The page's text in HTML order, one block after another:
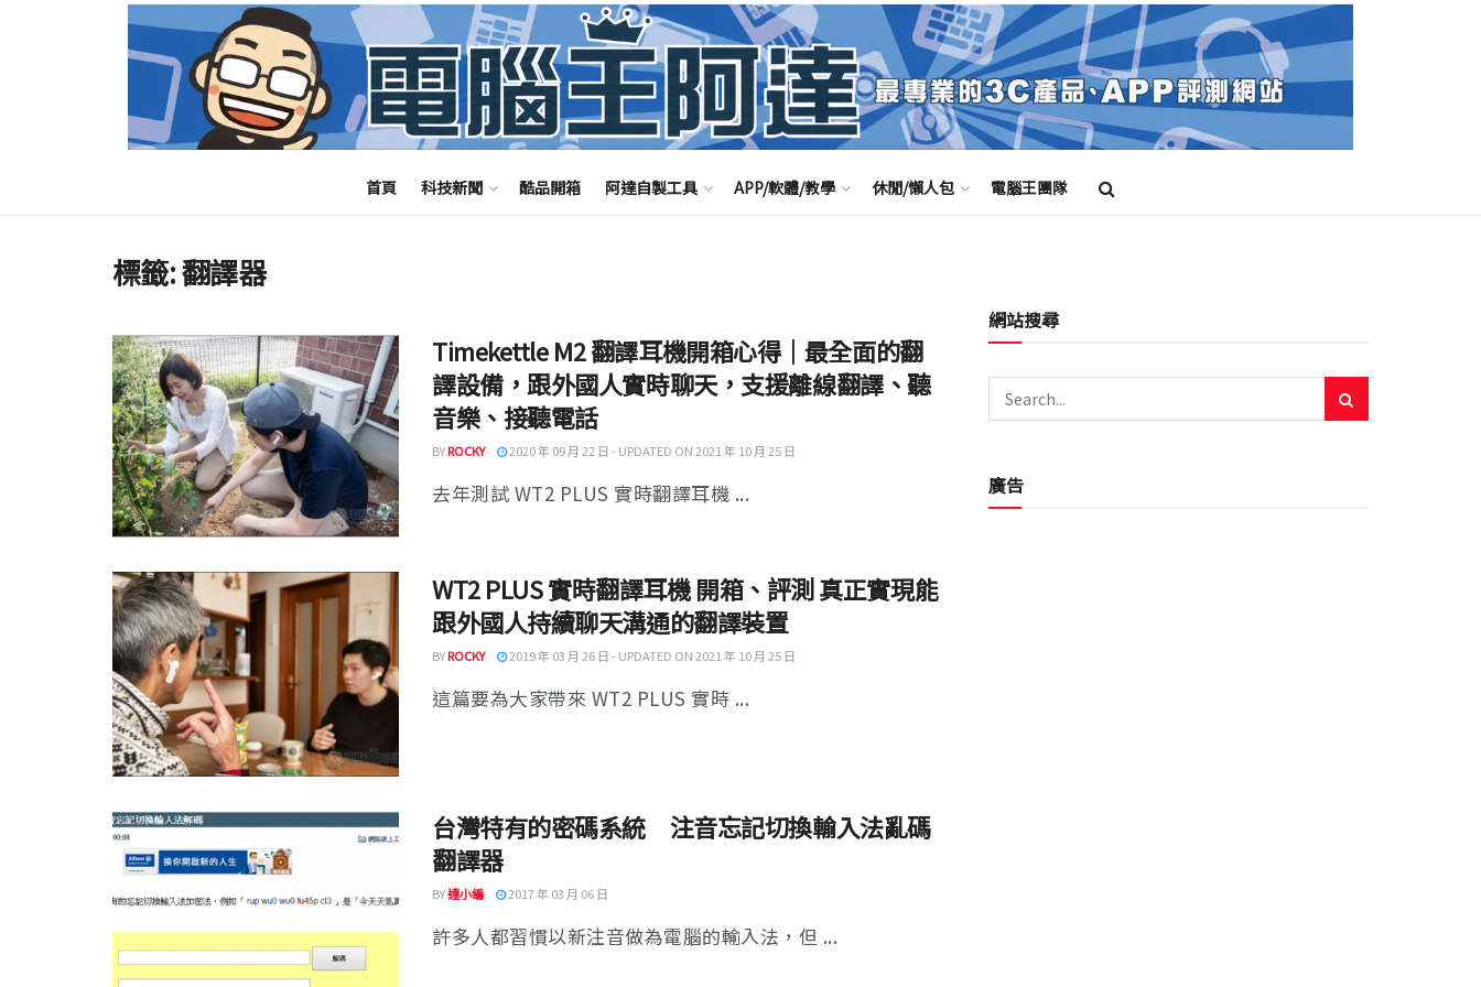
首頁 科技新聞 酷品開箱 阿達自製工具 APP/軟體/教學 休閒/懶人包 電腦王團隊
標籤:翻譯器
Timekettle M2 翻譯耳機開箱心得｜最全面的翻
譯設備，跟外國人實時聊天，支援離線翻譯、聽
音樂、接聽電話
BYROCKY 2020 年 09 月 22 日 - UPDATED ON 2021 年 10 月 25 日
去年測試 WT2 PLUS 實時翻譯耳機 ...
WT2 PLUS 實時翻譯耳機 開箱、評測 真正實現能
跟外國人持續聊天溝通的翻譯裝置
BYROCKY 2019 年 03 月 26 日 - UPDATED ON 2021 年 10 月 25 日
這篇要為大家帶來 WT2 PLUS 實時 ...
台灣特有的密碼系統 注音忘記切換輸入法亂碼
翻譯器
BY達小編 2017 年 03 月 06 日
許多人都習慣以新注音做為電腦的輸入法，但 ...
網站搜尋
廣告